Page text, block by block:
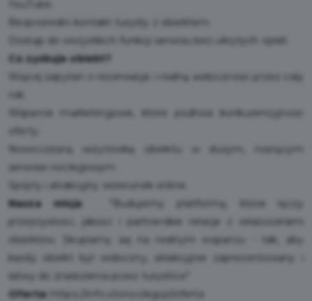
Bezpośredni kontakt turysty z obiektem.
Dostęp do wszystkich funkcji serwisu bez ukrytych opłat.
Co zyskuje obiekt?
Więcej zapytań o rezerwacje i realną widoczność przez cały
Wsparcie marketingowe, które podnosi konkurencyjność
Nowoczesną wizytówkę obiektu w dużym, rosnącym
serwisie noclegowym.
Spójny i atrakcyjny wizerunek online.
Nasza misja: "Budujemy platformę, która łączy
przejrzystość, jakość i partnerskie relacje z właścicielami
obiektów. Skupiamy się na realnym wsparciu - tak, aby
każdy obiekt był widoczny, atrakcyjnie zaprezentowany i
łatwy do znalezienia przez turystów"
Oferta:
https://info.otonoclegi.pl/oferta